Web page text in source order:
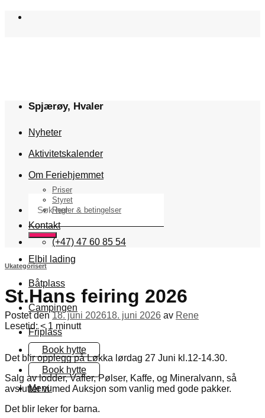
Skip
Søk
etter:
Elbil lading
Båtplass
Campingen
Friplass
Book hytte
Book hytte
Menu
Spjærøy, Hvaler
Nyheter
Aktivitetskalender
Om Feriehjemmet
Priser
Styret
Regler & betingelser
Kontakt
(+47) 47 60 85 54
Ukategorisert
St.Hans feiring 2026
Postet den18. juni 202618. juni 2026 av Rene
Lesetid:< 1 minutt
Det blir opplegg på Løkka lørdag 27 Juni kl.12-14.30.
Salg av lodder, Vafler, Pølser, Kaffe, og Mineralvann, så
avslutter vi med Auksjon som vanlig med gode pakker.
Det blir leker for barna.